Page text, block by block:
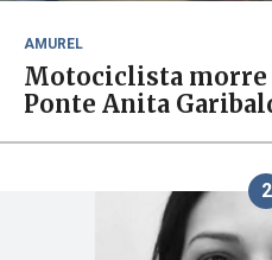
AMUREL
Motociclista morre
Ponte Anita
2